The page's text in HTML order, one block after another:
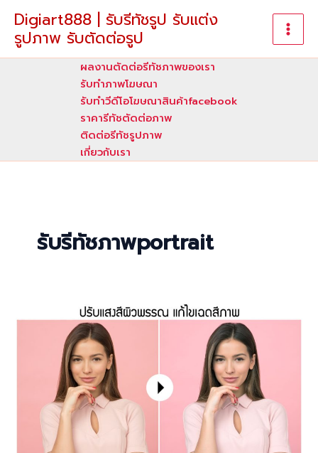
content
Digiart888 | รับรีทัชรูป รับแต่ง
รูปภาพ รับตัดต่อรูป
ผลงานตัดต่อรีทัชภาพของเรา
รับทําภาพโฆษณา
รับทำวีดีโอโฆษณาสินค้าfacebook
ราคารีทัชตัดต่อภาพ
ติดต่อรีทัชรูปภาพ
เกี่ยวกับเรา
รับรีทัชภาพportrait